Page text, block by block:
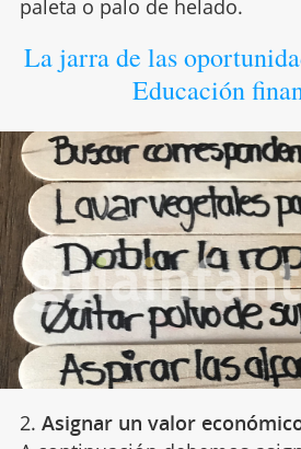
paleta o palo de helado.
La jarra de las
Educación
2. Asignar un valor